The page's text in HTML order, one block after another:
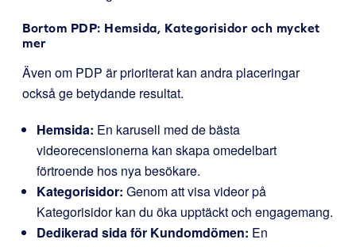
Bortom PDP: Hemsida, Kategorisidor och mycket
mer
Även om PDP är prioriterat kan andra placeringar
också ge betydande resultat.
Hemsida: En karusell med de bästa
videorecensionerna kan skapa omedelbart
förtroende hos nya besökare.
Kategorisidor: Genom att visa videor på
Kategorisidor kan du öka upptäckt och engagemang.
Dedikerad sida för Kundomdömen: En